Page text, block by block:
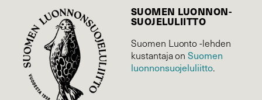
SUOMEN LUONNON­
SUOJELU­LIITTO
Suomen Luonto -lehden
kustantaja onSuomen
luonnonsuojelu­liitto.